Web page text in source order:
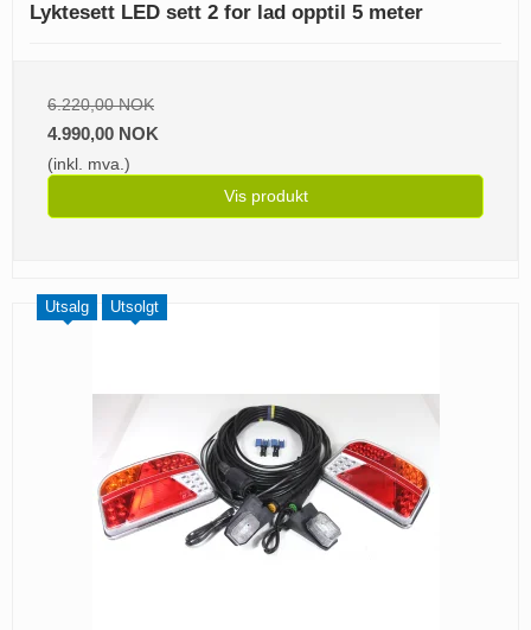
Lyktesett LED sett 2 for lad opptil 5 meter
6.220,00 NOK
4.990,00 NOK
(inkl. mva.)
Vis produkt
Utsalg Utsolgt